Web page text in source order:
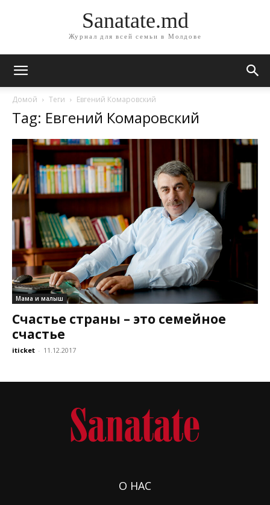
Sanatate.md
Журнал для всей семьи в Молдове
Домой Теги Евгений Комаровский
Tag: Евгений Комаровский
Мама и малыш
Счастье страны – это семейное
счастье
iticket - 11.12.2017
О НАС